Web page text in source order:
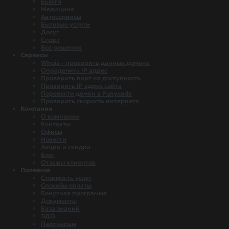
Медицина
Автосервисы
Бытовые услуги
Досуг
Спорт
Все решения
Сервисы
Whois – проверить данные домена
Определить IP адрес
Проверить порт на доступность
Проверить IP адрес сайта
Перевести домен в Punycode
Проверить скорость интернета
Компания
О компании
Контакты
Офисы
Новости
Акции и скидки
Блог
Отзывы клиентов
Полезное
Стоимость услуг
Способы оплаты
Бонусная программа
Документы
База знаний
ЭДО
Партнерам